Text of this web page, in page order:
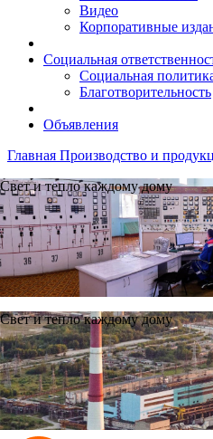
Видео
Корпоративные
Социальная
Социальная
Благотворительность
Объявления
Главная Производство и
Свет и тепло каждому дому
Свет и тепло каждому дому
Продукция
Ново-Рязанская
следующие виды